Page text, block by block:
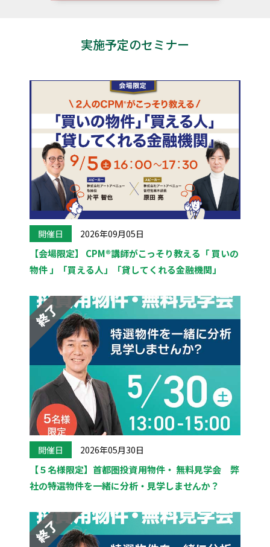
実施予定のセミナー
開催日 2026年09月05日
【会場限定】 CPM®講師がこっそり教える「 買いの
物件 」「買える人」「貸してくれる金融機関」
開催日 2026年05月30日
【５名様限定】首都圏投資用物件・ 無料見学会 弊
社の特選物件を一緒に分析・見学しませんか？